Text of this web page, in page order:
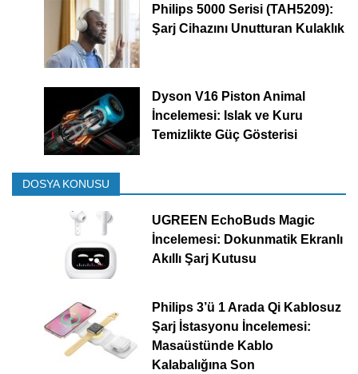
Philips 5000 Serisi (TAH5209):
Şarj Cihazını Unutturan Kulaklık
Dyson V16 Piston Animal
İncelemesi: Islak ve Kuru
Temizlikte Güç Gösterisi
DOSYA KONUSU
UGREEN EchoBuds Magic
İncelemesi: Dokunmatik Ekranlı
Akıllı Şarj Kutusu
Philips 3’ü 1 Arada Qi Kablosuz
Şarj İstasyonu İncelemesi:
Masaüstünde Kablo
Kalabalığına Son